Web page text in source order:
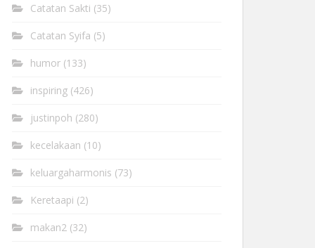
Catatan Sakti (35)
Catatan Syifa (5)
humor (133)
inspiring (426)
justinpoh (280)
kecelakaan (10)
keluargaharmonis (73)
Keretaapi (2)
makan2 (32)